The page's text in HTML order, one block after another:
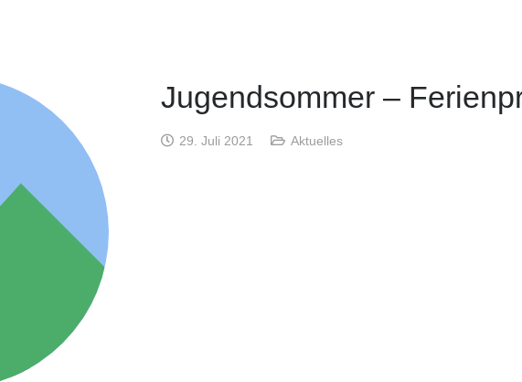
Jugendsommer –
29. Juli 2021 Aktuelles